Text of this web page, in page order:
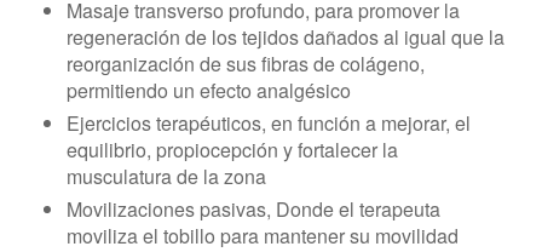
Masaje transverso profundo, para promover la
regeneración de los tejidos dañados al igual que la
reorganización de sus fibras de colágeno,
permitiendo un efecto analgésico
Ejercicios terapéuticos, en función a mejorar, el
equilibrio, propiocepción y fortalecer la
musculatura de la zona
Movilizaciones pasivas, Donde el terapeuta
moviliza el tobillo para mantener su movilidad